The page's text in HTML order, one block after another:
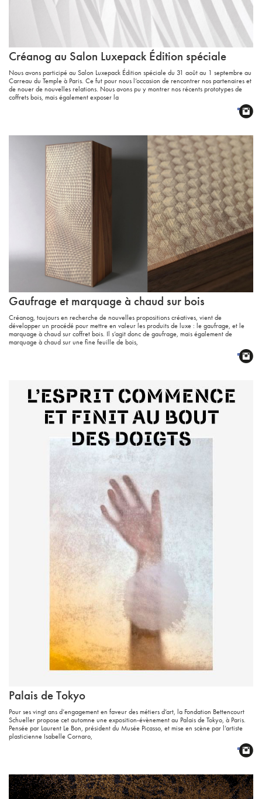
Créanog au Salon Luxepack Édition spéciale
Nous avons participé au Salon Luxepack Édition spéciale du 31 août au 1 septembre au
Carreau du Temple à Paris. Ce fut pour nous l’occasion de rencontrer nos partenaires et
de nouer de nouvelles relations. Nous avons pu y montrer nos récents prototypes de
coffrets bois, mais également exposer la
Gaufrage et marquage à chaud sur bois
Créanog, toujours en recherche de nouvelles propositions créatives, vient de
développer un procédé pour mettre en valeur les produits de luxe : le gaufrage, et le
marquage à chaud sur coffret bois. Il s’agit donc de gaufrage, mais également de
marquage à chaud sur une fine feuille de bois,
Palais de Tokyo
Pour ses vingt ans d’engagement en faveur des métiers d’art, la Fondation Bettencourt
Schueller propose cet automne une exposition-évènement au Palais de Tokyo, à Paris.
Pensée par Laurent Le Bon, président du Musée Picasso, et mise en scène par l’artiste
plasticienne Isabelle Cornaro,